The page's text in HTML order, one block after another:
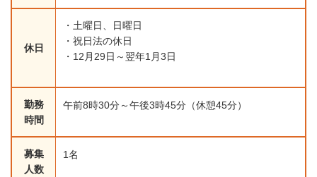
休日
・土曜日、日曜日
・祝日法の休日
・12月29日～翌年1月3日
勤務
時間
午前8時30分～午後3時45分（休憩45分）
募集
人数
1名